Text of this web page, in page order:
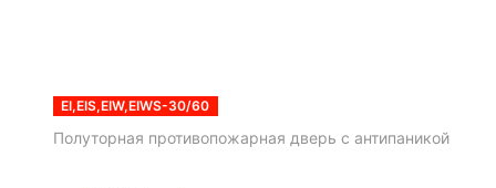
EI,EIS,EIW,EIWS-30/60
Полуторная противопожарная дверь с антипаникой